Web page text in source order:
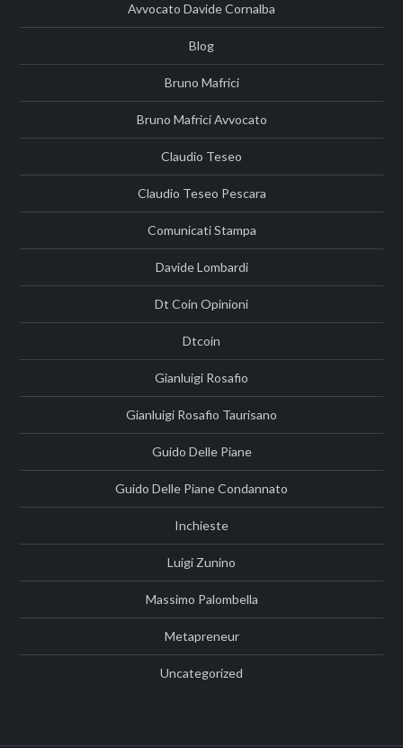
Avvocato Davide Cornalba
Blog
Bruno Mafrici
Bruno Mafrici Avvocato
Claudio Teseo
Claudio Teseo Pescara
Comunicati Stampa
Davide Lombardi
Dt Coin Opinioni
Dtcoin
Gianluigi Rosafio
Gianluigi Rosafio Taurisano
Guido Delle Piane
Guido Delle Piane Condannato
Inchieste
Luigi Zunino
Massimo Palombella
Metapreneur
Uncategorized